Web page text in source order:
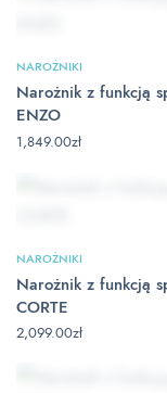
NAROŻNIKI
Narożnik z funkcją
ENZO
1,849.00zł
NAROŻNIKI
Narożnik z funkcją
CORTE
2,099.00zł